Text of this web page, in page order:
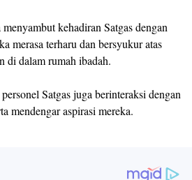
kehadiran Satgas dengan
merasa terharu dan bersyukur atas
di dalam rumah ibadah.
Satgas juga berinteraksi dengan
mendengar aspirasi mereka.